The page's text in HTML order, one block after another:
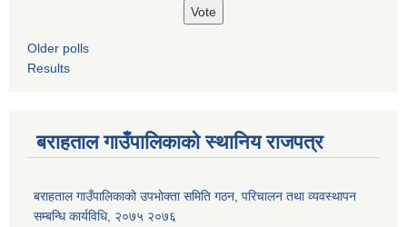
Older polls
Results
बराहताल गाउँपालिकाको स्थानिय राजपत्र
बराहताल गाउँपालिकाको उपभोक्ता समिति गठन, परिचालन तथा व्यवस्थापन
सम्बन्धि कार्यविधि, २०७५ २०७६